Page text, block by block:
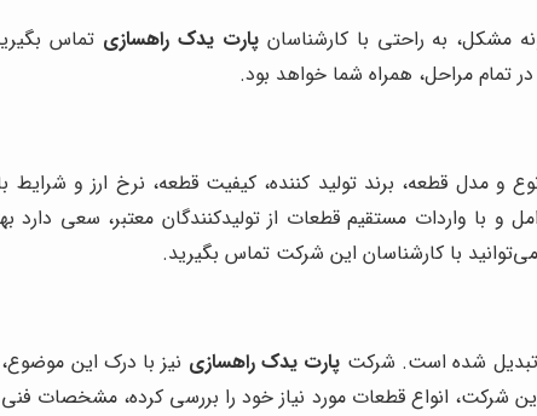
مشکل، به راحتی با کارشناسانپارت یدک راهسازی تماس
تمام مراحل، همراه شما خواهد بود.
و مدل قطعه، برند تولید کننده، کیفیت قطعه، نرخ ارز و
و با واردات مستقیم قطعات از تولیدکنندگان معتبر، سعی دارد
با کارشناسان این شرکت تماس بگیرید.
تبدیل شده است. شرکت پارت یدک راهسازی نیز با درک این موضوع،
انواع قطعات مورد نیاز خود را بررسی کرده، مشخصات فنی